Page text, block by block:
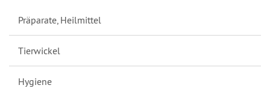
Präparate, Heilmittel
Tierwickel
Hygiene